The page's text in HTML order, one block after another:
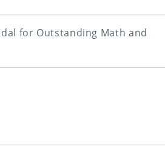
for Outstanding Math and